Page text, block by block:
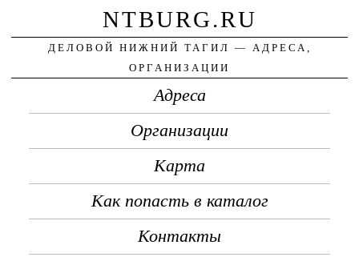
NTBURG.RU
ДЕЛОВОЙ НИЖНИЙ ТАГИЛ — АДРЕСА,
ОРГАНИЗАЦИИ
Адреса
Организации
Карта
Как попасть в каталог
Контакты